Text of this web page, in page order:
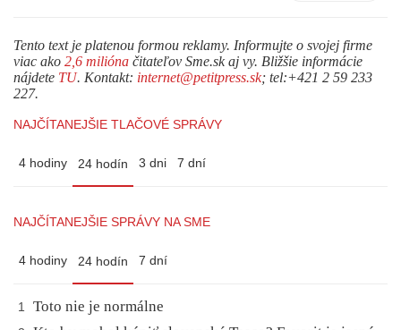
Tento text je platenou formou reklamy. Informujte o svojej firme
viac ako 2,6 milióna čitateľov Sme.sk aj vy. Bližšie informácie
nájdete TU. Kontakt: internet@petitpress.sk; tel:+421 2 59 233
227.
NAJČÍTANEJŠIE TLAČOVÉ SPRÁVY
4 hodiny 24 hodín 3 dni 7 dní
NAJČÍTANEJŠIE SPRÁVY NA SME
4 hodiny 24 hodín 7 dní
1 Toto nie je normálne